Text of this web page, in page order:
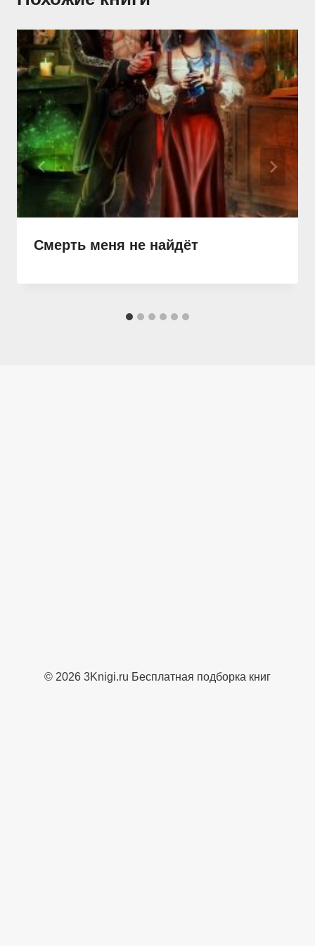
Смерть меня не найдёт
© 2026 3Knigi.ru Бесплатная подборка книг